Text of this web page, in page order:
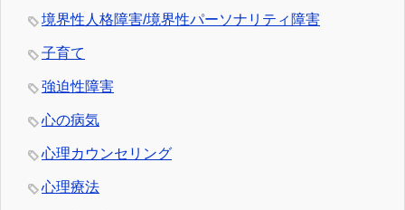
境界性人格障害/境界性パーソナリティ障害
子育て
強迫性障害
心の病気
心理カウンセリング
心理療法